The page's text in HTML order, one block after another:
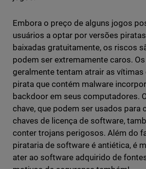
Embora o preço de alguns jogos
usuários a optar por versões
baixadas gratuitamente, os riscos
podem ser extremamente caros.
geralmente tentam atrair as
pirata que contém malware
backdoor em seus computadores.
chave, que podem ser usados para
chaves de licença de software,
conter trojans perigosos. Além do
pirataria de software é antiética, é
ater ao software adquirido de